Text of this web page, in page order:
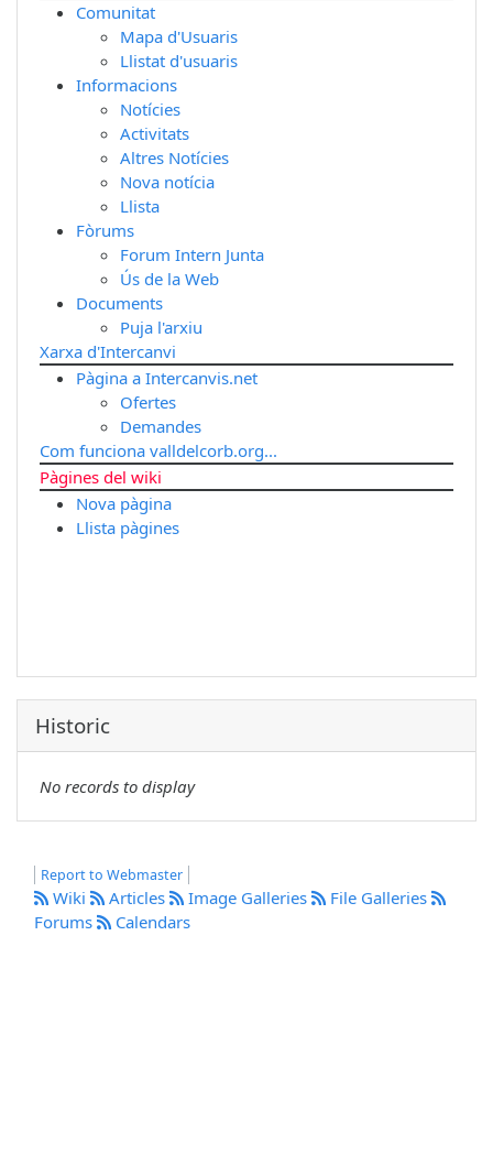
Comunitat
Mapa d'Usuaris
Llistat d'usuaris
Informacions
Notícies
Activitats
Altres Notícies
Nova notícia
Llista
Fòrums
Forum Intern Junta
Ús de la Web
Documents
Puja l'arxiu
Xarxa d'Intercanvi
Pàgina a Intercanvis.net
Ofertes
Demandes
Com funciona valldelcorb.org...
Pàgines del wiki
Nova pàgina
Llista pàgines
Historic
No records to display
Report to Webmaster
Wiki Articles Image Galleries
File Galleries
Forums
Calendars